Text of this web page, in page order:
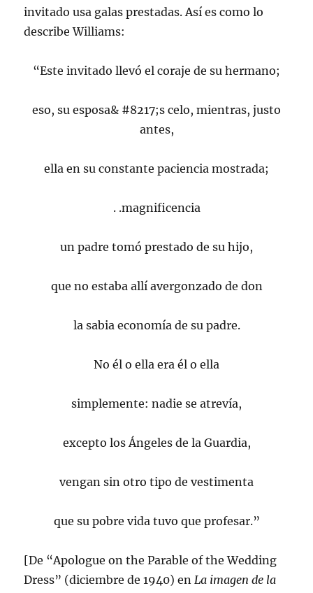
invitado usa galas prestadas. Así es como lo
describe Williams:
“Este invitado llevó el coraje de su hermano;
eso, su esposa& #8217;s celo, mientras, justo
antes,
ella en su constante paciencia mostrada;
. .magnificencia
un padre tomó prestado de su hijo,
que no estaba allí avergonzado de don
la sabia economía de su padre.
No él o ella era él o ella
simplemente: nadie se atrevía,
excepto los Ángeles de la Guardia,
vengan sin otro tipo de vestimenta
que su pobre vida tuvo que profesar.”
[De “Apologue on the Parable of the Wedding
Dress” (diciembre de 1940) en La imagen de la